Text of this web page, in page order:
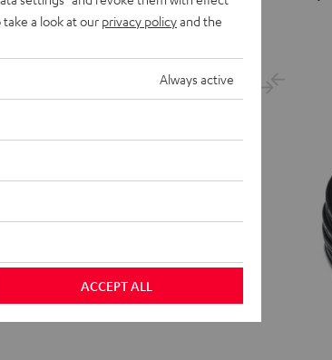
a look at our privacy policyand the
Always active
ACCEPT ALL